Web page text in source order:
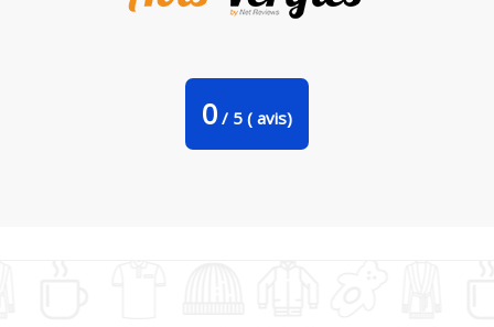
0 / 5 ( avis)